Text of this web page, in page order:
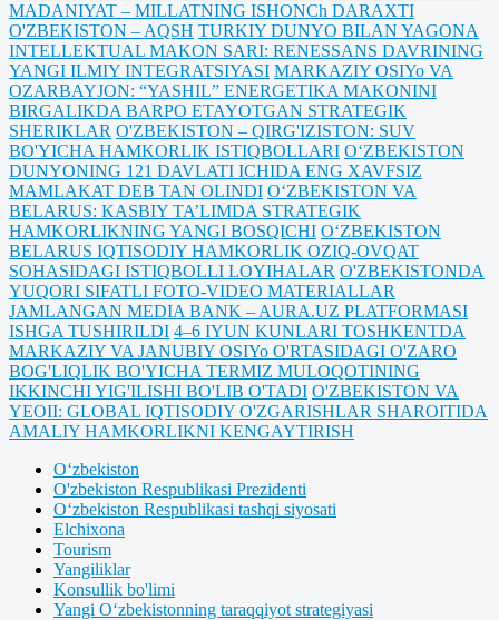
MADANIYAT – MILLATNING ISHONCh DARAXTI
O'ZBEKISTON – AQSH TURKIY DUNYO BILAN YAGONA
INTELLEKTUAL MAKON SARI: RENESSANS DAVRINING
YANGI ILMIY INTEGRATSIYASI MARKAZIY OSIYo VA
OZARBAYJON: “YASHIL” ENERGETIKA MAKONINI
BIRGALIKDA BARPO ETAYOTGAN STRATEGIK
SHERIKLAR O'ZBEKISTON – QIRG'IZISTON: SUV
BO'YICHA HAMKORLIK ISTIQBOLLARI O‘ZBEKISTON
DUNYONING 121 DAVLATI ICHIDA ENG XAVFSIZ
MAMLAKAT DEB TAN OLINDI O‘ZBEKISTON VA
BELARUS: KASBIY TA’LIMDA STRATEGIK
HAMKORLIKNING YANGI BOSQICHI O‘ZBEKISTON
BELARUS IQTISODIY HAMKORLIK OZIQ-OVQAT
SOHASIDAGI ISTIQBOLLI LOYIHALAR O'ZBEKISTONDA
YUQORI SIFATLI FOTO-VIDEO MATERIALLAR
JAMLANGAN MEDIA BANK – AURA.UZ PLATFORMASI
ISHGA TUSHIRILDI 4–6 IYUN KUNLARI TOSHKENTDA
MARKAZIY VA JANUBIY OSIYo O'RTASIDAGI O'ZARO
BOG'LIQLIK BO'YICHA TERMIZ MULOQOTINING
IKKINCHI YIG'ILISHI BO'LIB O'TADI O'ZBEKISTON VA
YEOII: GLOBAL IQTISODIY O'ZGARISHLAR SHAROITIDA
AMALIY HAMKORLIKNI KENGAYTIRISH
Oʻzbekiston
O'zbekiston Respublikasi Prezidenti
O‘zbekiston Respublikasi tashqi siyosati
Elchixona
Tourism
Yangiliklar
Konsullik bo'limi
Yangi O‘zbekistonning taraqqiyot strategiyasi